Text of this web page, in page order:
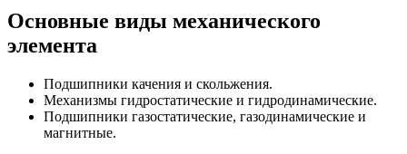
Основные виды механического
элемента
Подшипники качения и скольжения.
Механизмы гидростатические и гидродинамические.
Подшипники газостатические, газодинамические и
магнитные.